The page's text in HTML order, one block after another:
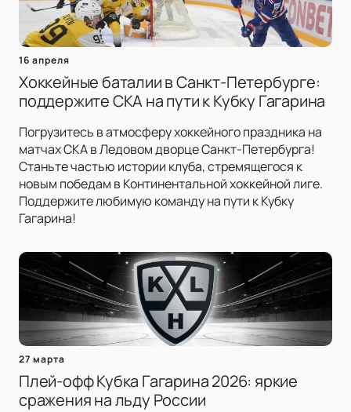
16 апреля
Хоккейные баталии в Санкт-Петербурге:
поддержите СКА на пути к Кубку Гагарина
Погрузитесь в атмосферу хоккейного праздника на
матчах СКА в Ледовом дворце Санкт-Петербурга!
Станьте частью истории клуба, стремящегося к
новым победам в Континентальной хоккейной лиге.
Поддержите любимую команду на пути к Кубку
Гагарина!
27 марта
Плей-офф Кубка Гагарина 2026: яркие
сражения на льду России